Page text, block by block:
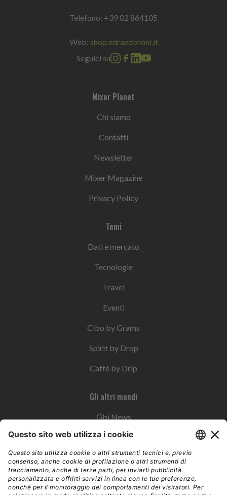
Telefono: +39 02 864105
Web: shop.edraedizioni.it
Seguici su
Mixer Planet
Chi siamo
Contatti
Newsletter
Mixer Magazine
Privacy Policy
Temi
Dati e mercato
Tecnologie
Travel
Eventi
Cibo by Grams
Spirit by Drop
Caffè by Drip
Gli altri mondi
Gbi News
Instoremag
Esplora il gruppo
Edra Edizioni